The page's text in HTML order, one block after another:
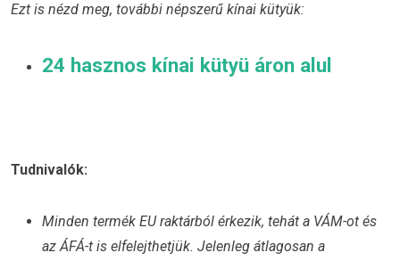
Ezt is nézd meg, további népszerű kínai kütyük:
24 hasznos kínai kütyü áron alul
Tudnivalók:
Minden termék EU raktárból érkezik, tehát a VÁM-ot és
az ÁFÁ-t is elfelejthetjük. Jelenleg átlagosan a